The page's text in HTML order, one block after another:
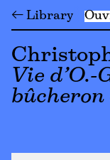
← Library
Vie
bûcheron